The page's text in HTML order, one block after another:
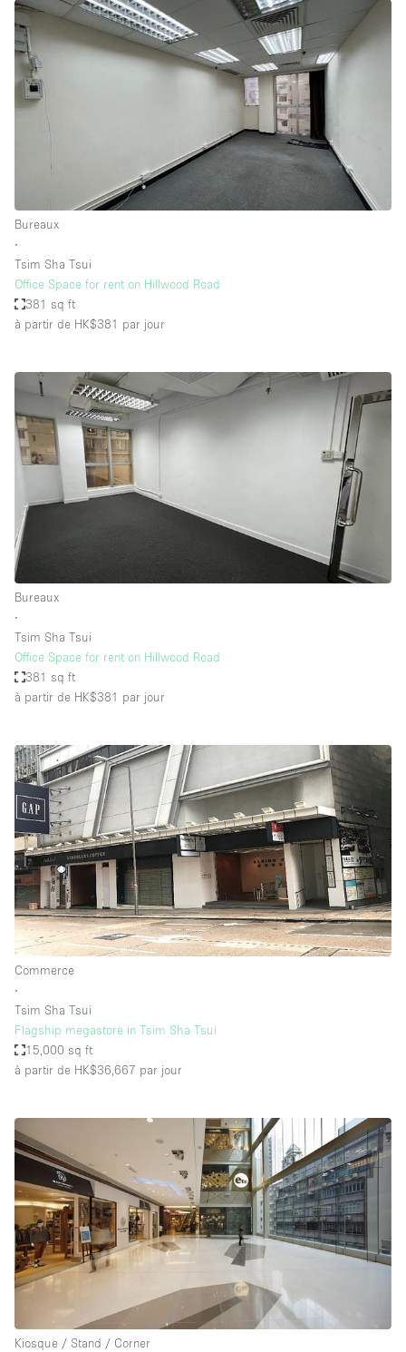
Bureaux
∙
Tsim Sha Tsui
Office Space for rent on Hillwood Road
381 sq ft
à partir de HK$381 par jour
Bureaux
∙
Tsim Sha Tsui
Office Space for rent on Hillwood Road
381 sq ft
à partir de HK$381 par jour
Commerce
∙
Tsim Sha Tsui
Flagship megastore in Tsim Sha Tsui
15,000 sq ft
à partir de HK$36,667 par jour
Kiosque / Stand / Corner